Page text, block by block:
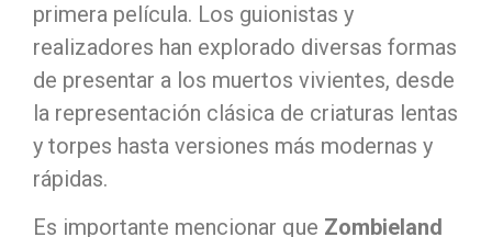
primera película. Los guionistas y
realizadores han explorado diversas formas
de presentar a los muertos vivientes, desde
la representación clásica de criaturas lentas
y torpes hasta versiones más modernas y
rápidas.
Es importante mencionar que Zombieland